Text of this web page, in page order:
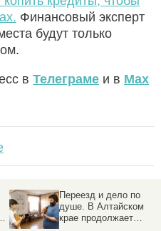
Финансовый эксперт
будут только
в Телеграме и в Max
Переезд и дело по
душе. В Алтайском
крае продолжает